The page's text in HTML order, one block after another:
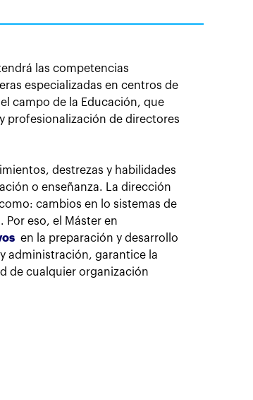
las competencias
especializadas en centros de
campo de la Educación, que
profesionalización de directores
destrezas y habilidades
o enseñanza. La dirección
cambios en lo sistemas de
eso, el Máster en
en la preparación y desarrollo
administración, garantice la
de cualquier organización